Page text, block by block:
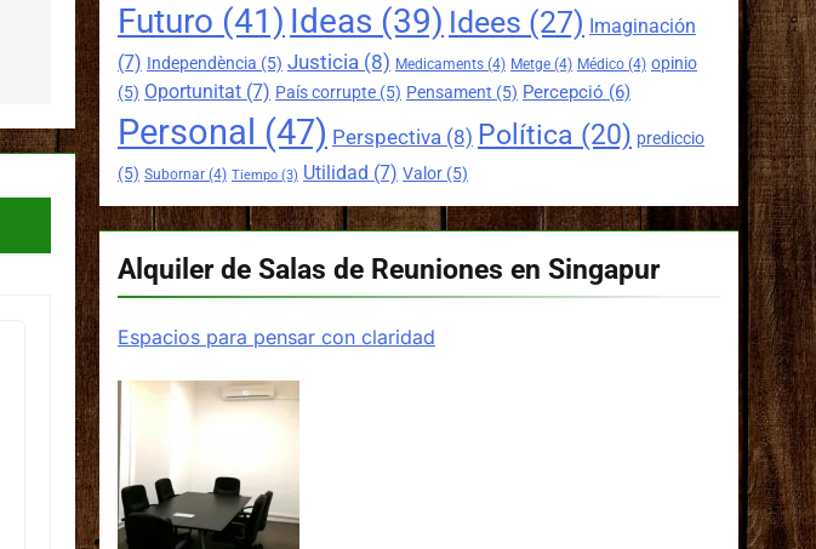
Futuro (41) Ideas (39) Idees (27) Imaginación
(7) Independència (5) Justicia (8) Medicaments (4) Metge (4) Médico (4) opinio
(5) Oportunitat (7) País corrupte (5) Pensament (5) Percepció (6)
Personal (47) Perspectiva (8) Política (20) prediccio
(5) Subornar (4) Tiempo (3) Utilidad (7) Valor (5)
Alquiler de Salas de Reuniones en Singapur
Espacios para pensar con claridad